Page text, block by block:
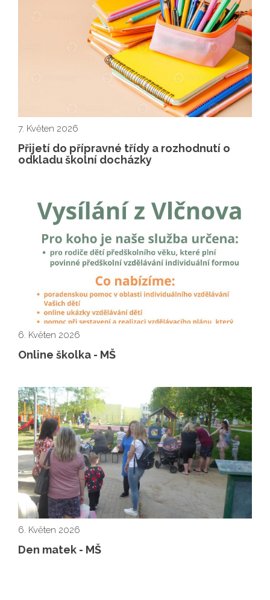
7. Květen 2026
Přijetí do přípravné třídy a rozhodnutí o
odkladu školní docházky
6. Květen 2026
Online školka - MŠ
6. Květen 2026
Den matek - MŠ